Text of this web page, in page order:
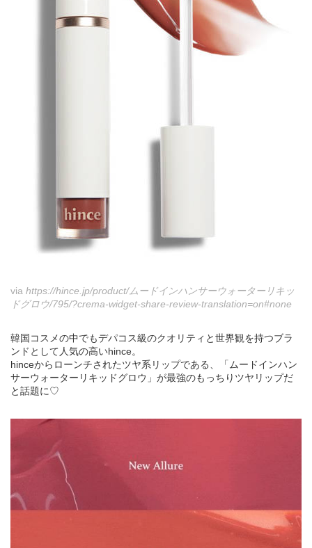
via https://hince.jp/product/ムードインハンサーウォーターリキッ
ドグロウ/795/?crema-widget-share-review-translation=on#none
韓国コスメの中でもデパコス級のクオリティと世界観を持つブラ
ンドとして人気の高いhince。
hinceからローンチされたツヤ系リップである、「ムードインハン
サーウォーターリキッドグロウ」が最強のもっちりツヤリップだ
と話題に♡